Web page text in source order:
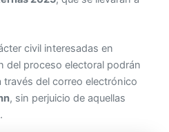
civil interesadas en
del proceso electoral podrán
través del correo electrónico
, sin perjuicio de aquellas